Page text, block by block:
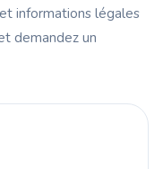
informations légales
demandez un